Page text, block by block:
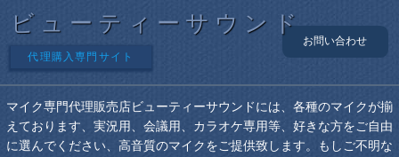
ビューティーサウンド
代理購入専門サイト
お問い合わせ
マイク専門代理販売店ビューティーサウンドには、各種のマイクが揃
えております、実況用、会議用、カラオケ専用等、好きな方をご自由
に選んでください、高音質のマイクをご提供致します。もしご不明な